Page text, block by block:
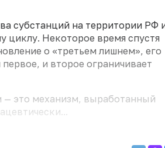
субстанций на территории РФ
циклу. Некоторое время спустя
о «третьем лишнем», его
и второе ограничивает
— это механизм, выработанный